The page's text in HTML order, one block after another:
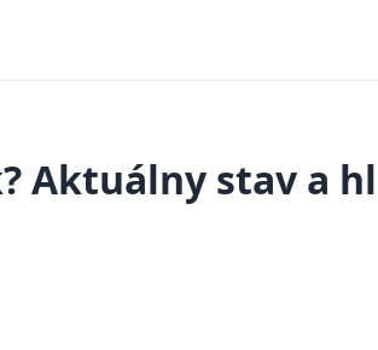
Aktuálny stav a